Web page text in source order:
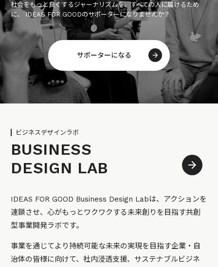
社会をもっと良くするジャーナリズムを、すべての人に届けるため
に、 IDEAS FOR GOODのサポーターになりませんか？
サポーターになる
ビジネスデザインラボ
BUSINESS
DESIGN LAB
IDEAS FOR GOOD Business Design Labは、アクションを
連鎖させ、心がもっとワクワクする未来創りを目指す共創
型事業開発ラボです。
事業を通じてより持続可能な未来の実現を目指す企業・自
治体の皆様に向けて、社内浸透支援、サステナブルビジネ